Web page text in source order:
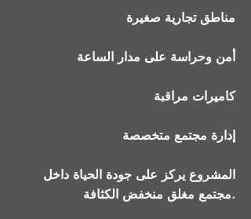
مناطق تجارية صغيرة
أمن وحراسة على مدار الساعة
كاميرات مراقبة
إدارة مجتمع متخصصة
المشروع يركز على جودة الحياة داخل
مجتمع مغلق منخفض الكثافة.